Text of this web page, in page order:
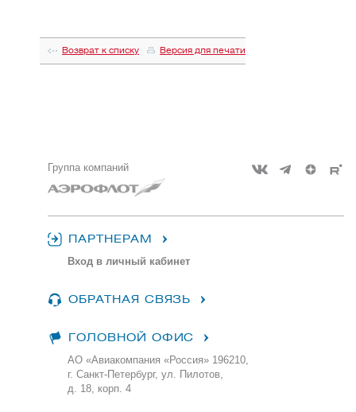
Возврат к списку Версия для печати
Группа компаний
ПАРТНЕРАМ
Вход в личный кабинет
ОБРАТНАЯ СВЯЗЬ
ГОЛОВНОЙ ОФИС
АО «Авиакомпания «Россия» 196210,
г. Санкт-Петербург, ул. Пилотов,
д. 18, корп. 4